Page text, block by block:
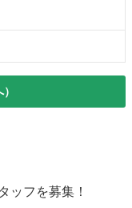
フを募集！